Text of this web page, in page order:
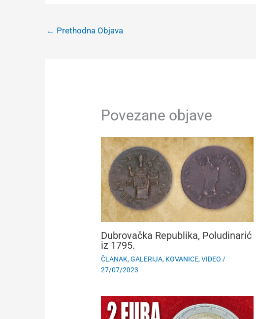
← Prethodna Objava
Povezane objave
Dubrovačka Republika, Poludinarić
iz 1795.
ČLANAK,GALERIJA, KOVANICE,VIDEO /
27/07/2023